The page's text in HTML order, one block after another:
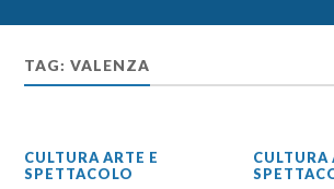
TAG:VALENZA
CULTURA ARTE E
SPETTACOLO
CULTURA